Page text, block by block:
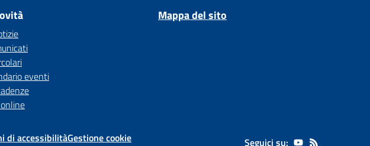
eventi
Mappa del sito
di accessibilitàGestione cookie Seguici su: